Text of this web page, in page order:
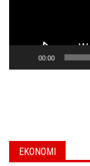
00:00
EKONOMI